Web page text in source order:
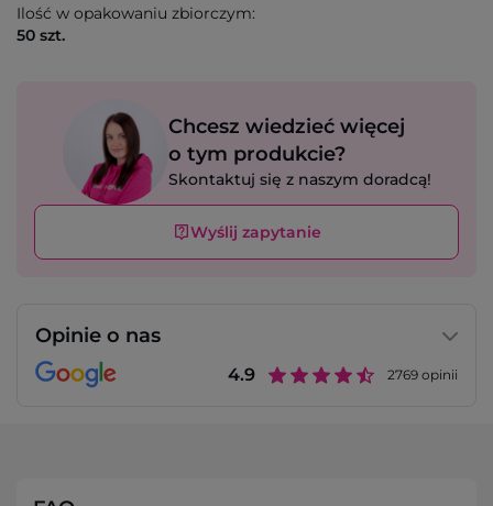
Ilość w opakowaniu zbiorczym:
50 szt.
Chcesz wiedzieć więcej
o tym produkcie?
Skontaktuj się z naszym doradcą!
Wyślij zapytanie
Opinie o nas
4.9 2769 opinii